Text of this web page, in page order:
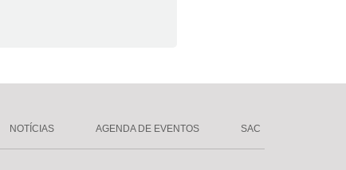
NOTÍCIAS AGENDA DE EVENTOS SAC